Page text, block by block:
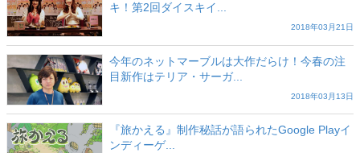
キ！第2回ダイスキイ...
2018年03月21日
今年のネットマーブルは大作だらけ！今春の注
目新作はテリア・サーガ...
2018年03月13日
『旅かえる』制作秘話が語られたGoogle Playイ
ンディーゲ...